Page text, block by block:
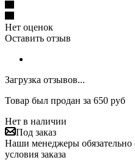
Нет оценок
Оставить отзыв
Загрузка отзывов...
Товар был продан за 650 руб
Нет в наличии
Под заказ
Наши менеджеры обязательно
условия заказа